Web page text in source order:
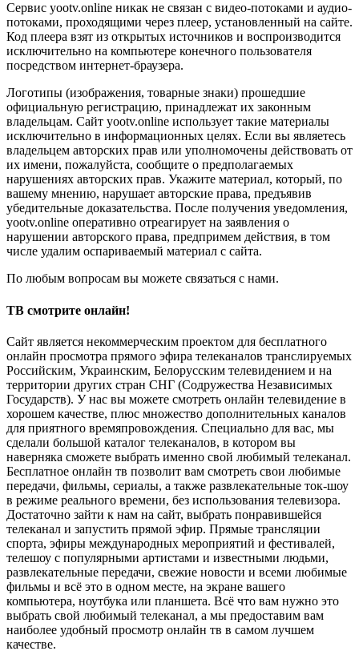
Сервис yootv.online никак не связан с видео-потоками и аудио-
потоками, проходящими через плеер, установленный на сайте.
Код плеера взят из открытых источников и воспроизводится
исключительно на компьютере конечного пользователя
посредством интернет-браузера.
Логотипы (изображения, товарные знаки) прошедшие
официальную регистрацию, принадлежат их законным
владельцам. Сайт yootv.online использует такие материалы
исключительно в информационных целях. Если вы являетесь
владельцем авторских прав или уполномочены действовать от
их имени, пожалуйста, сообщите о предполагаемых
нарушениях авторских прав. Укажите материал, который, по
вашему мнению, нарушает авторские права, предъявив
убедительные доказательства. После получения уведомления,
yootv.online оперативно отреагирует на заявления о
нарушении авторского права, предпримем действия, в том
числе удалим оспариваемый материал с сайта.
По любым вопросам вы можете связаться с нами.
ТВ смотрите онлайн!
Сайт является некоммерческим проектом для бесплатного
онлайн просмотра прямого эфира телеканалов транслируемых
Российским, Украинским, Белорусским телевидением и на
территории других стран СНГ (Содружества Независимых
Государств). У нас вы можете смотреть онлайн телевидение в
хорошем качестве, плюс множество дополнительных каналов
для приятного времяпровождения. Специально для вас, мы
сделали большой каталог телеканалов, в котором вы
наверняка сможете выбрать именно свой любимый телеканал.
Бесплатное онлайн тв позволит вам смотреть свои любимые
передачи, фильмы, сериалы, а также развлекательные ток-шоу
в режиме реального времени, без использования телевизора.
Достаточно зайти к нам на сайт, выбрать понравившейся
телеканал и запустить прямой эфир. Прямые трансляции
спорта, эфиры международных мероприятий и фестивалей,
телешоу с популярными артистами и известными людьми,
развлекательные передачи, свежие новости и всеми любимые
фильмы и всё это в одном месте, на экране вашего
компьютера, ноутбука или планшета. Всё что вам нужно это
выбрать свой любимый телеканал, а мы предоставим вам
наиболее удобный просмотр онлайн тв в самом лучшем
качестве.